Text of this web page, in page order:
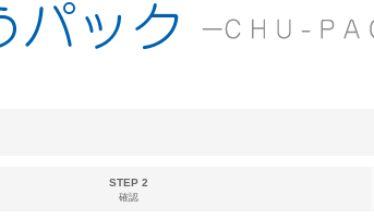
STEP 2
確認